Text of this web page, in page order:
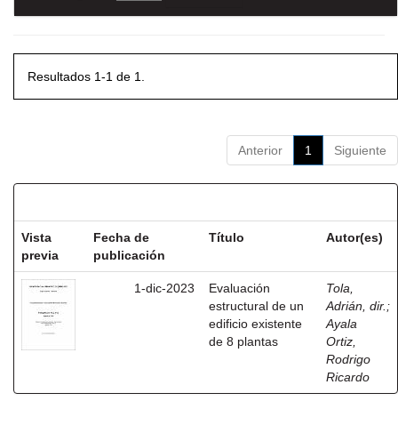
Resultados 1-1 de 1.
Anterior 1 Siguiente
Vista
previa
Fecha de
publicación
Título Autor(es)
1-dic-2023
Evaluación
estructural de un
edificio existente
de 8 plantas
Tola,
Adrián, dir. ;
Ayala
Ortiz,
Rodrigo
Ricardo